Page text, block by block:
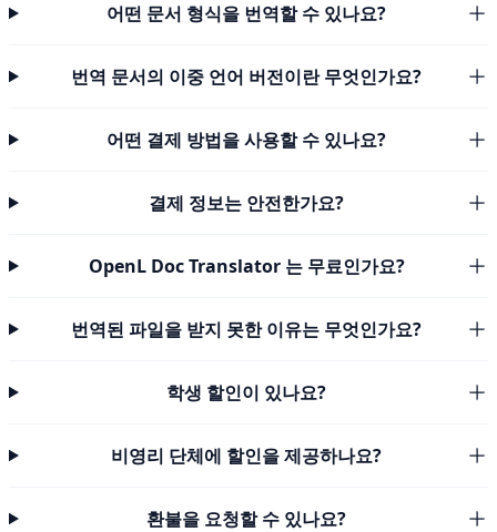
어떤 문서 형식을 번역할 수 있나요?
번역 문서의 이중 언어 버전이란 무엇인가요?
어떤 결제 방법을 사용할 수 있나요?
결제 정보는 안전한가요?
OpenL Doc Translator 는 무료인가요?
번역된 파일을 받지 못한 이유는 무엇인가요?
학생 할인이 있나요?
비영리 단체에 할인을 제공하나요?
환불을 요청할 수 있나요?